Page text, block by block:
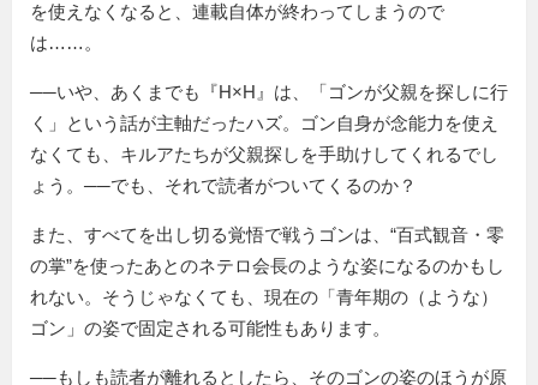
を使えなくなると、連載自体が終わってしまうので
は……。
──いや、あくまでも『H×H』は、「ゴンが父親を探しに行
く」という話が主軸だったハズ。ゴン自身が念能力を使え
なくても、キルアたちが父親探しを手助けしてくれるでし
ょう。──でも、それで読者がついてくるのか？
また、すべてを出し切る覚悟で戦うゴンは、“百式観音・零
の掌”を使ったあとのネテロ会長のような姿になるのかもし
れない。そうじゃなくても、現在の「青年期の（ような）
ゴン」の姿で固定される可能性もあります。
──もしも読者が離れるとしたら、そのゴンの姿のほうが原